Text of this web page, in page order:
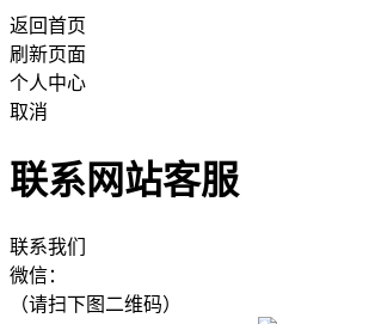
返回首页
刷新页面
个人中心
取消
联系网站客服
联系我们
微信：
（请扫下图二维码）